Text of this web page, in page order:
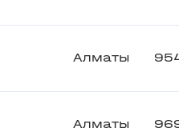
Алматы
Алматы